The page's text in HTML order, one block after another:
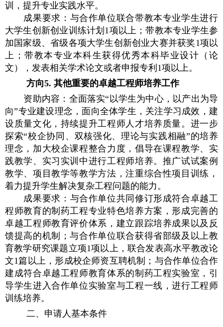
训，提升专业实践水平。
成果要求：与合作单位联合带教本专业学生进行
大学生创新创业训练计划 1项以上；带教本专业学生参
加国家级、省级各项大学生创新创业大赛并获奖1项以
上；带教本专业本科生获得优秀本科毕业设计（论
文），发表相关学术论文或者申报专利 1项以上。
方向5. 其他重要的卓越工程师培养工作
资助内容：全面落实“以学生为中心，以产出为导
向”专业建设理念，面向全体学生，关注学习成效，建
设质量文化，持续提升工程师人才培养质量。进一步
探索“校企协同、双核强化、理论与实践相融”的培养
理念，加大校企课程整合力度，倡导在课程教学、实
践教学、实习实训中进行工程师培养。推广试试案例
教学、项目教学等教学方法，注重综合性项目训练，
着力提升学生解决复杂工程问题的能力。
成果要求：与合作单位共同修订形成符合卓越工
程师教育的制药工程专业特色培养方案，形成完善的
卓越工程师教育评价体系，建立跟踪培养成果以及反
馈提高的机制；与合作单位联合获得省部级及以上教
育教学研究课题立项1项以上，联合发表高水平教改论
文1篇以上，形成校企师资互聘机制；与合作单位合作
建成符合卓越工程师教育体系的制药工程实验室，引
导学生进入合作单位实验室与工程一线，进行工程师
训练培养。
二、申请人基本条件